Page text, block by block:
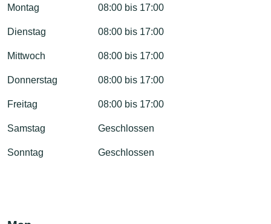
Montag 08:00 bis 17:00
Dienstag 08:00 bis 17:00
Mittwoch 08:00 bis 17:00
Donnerstag 08:00 bis 17:00
Freitag 08:00 bis 17:00
Samstag Geschlossen
Sonntag Geschlossen